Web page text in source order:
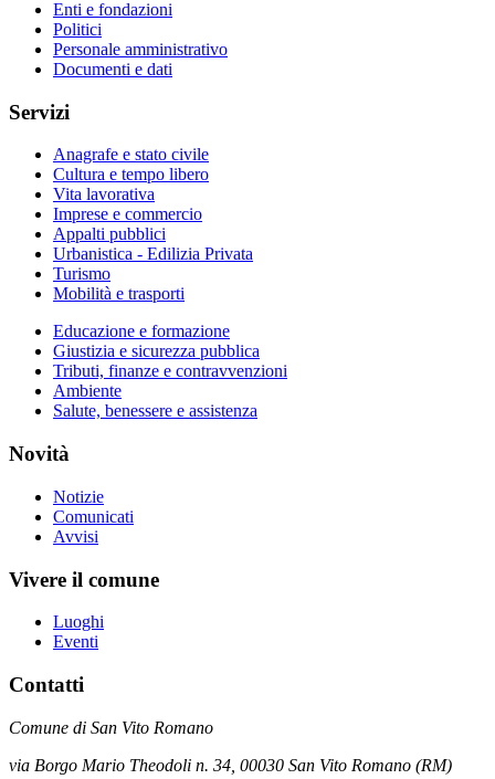
Enti e fondazioni
Politici
Personale amministrativo
Documenti e dati
Servizi
Anagrafe e stato civile
Cultura e tempo libero
Vita lavorativa
Imprese e commercio
Appalti pubblici
Urbanistica - Edilizia Privata
Turismo
Mobilità e trasporti
Educazione e formazione
Giustizia e sicurezza pubblica
Tributi, finanze e contravvenzioni
Ambiente
Salute, benessere e assistenza
Novità
Notizie
Comunicati
Avvisi
Vivere il comune
Luoghi
Eventi
Contatti
Comune di San Vito Romano
via Borgo Mario Theodoli n. 34, 00030 San Vito Romano (RM)